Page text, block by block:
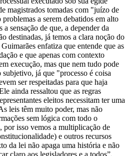
magistrados tomadas com "juízo de
a serem debatidos em alto
sensação de que, a depender da
destinadas, já temos a clara noção do
enfatiza que entende que as
e que apenas com contexto
execução, mas que nem tudo pode
subjetivo, já que "processo é coisa
ser respeitadas para que haja
ainda ressaltou que as regras
eleitos necessitam ter uma
leis têm muito poder, mas não
sem lógica com todo o
por isso vemos a multiplicação de
e outros recursos
da lei não apaga uma história e não